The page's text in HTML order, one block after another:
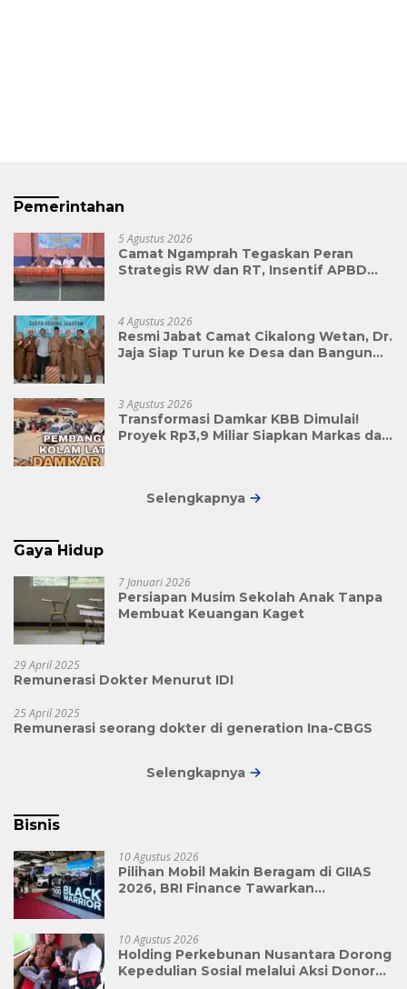
Pemerintahan
5 Agustus 2026
Camat Ngamprah Tegaskan Peran
Strategis RW dan RT, Insentif APBD
4 Agustus 2026
Resmi Jabat Camat Cikalong Wetan, Dr.
Jaja Siap Turun ke Desa dan Bangun
3 Agustus 2026
Transformasi Damkar KBB Dimulai!
Proyek Rp3,9 Miliar Siapkan Markas dan
Selengkapnya
Gaya Hidup
7 Januari 2026
Persiapan Musim Sekolah Anak Tanpa
Membuat Keuangan Kaget
29 April 2025
Remunerasi Dokter Menurut IDI
25 April 2025
Remunerasi seorang dokter di generation Ina-CBGS
Selengkapnya
Bisnis
10 Agustus 2026
Pilihan Mobil Makin Beragam di GIIAS
2026, BRI Finance Tawarkan
10 Agustus 2026
Holding Perkebunan Nusantara Dorong
Kepedulian Sosial melalui Aksi Donor